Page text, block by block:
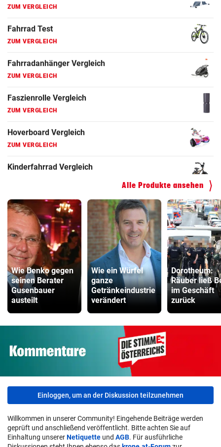
Fahrrad Test
ZUM VERGLEICH
Fahrradanhänger Vergleich
ZUM VERGLEICH
Faszienrolle Vergleich
ZUM VERGLEICH
Hoverboard Vergleich
ZUM VERGLEICH
Kinderfahrrad Vergleich
ZUM VERGLEICH
Alle Produkte ansehen
Wie Benko gegen
seinen Berater
Gusenbauer
austeilt
Wie ein Würfel
ganze
Getränkeindustrie
verändert
Dorotheum:
Räuber ließ
im Geschäft
zurück
Einloggen, um an der Diskussion teilzunehmen
Willkommen in unserer Community! Eingehende Beiträge werden
geprüft und anschließend veröffentlicht. Bitte achten Sie auf
Einhaltung unsererNetiquette und AGB. Für ausführliche